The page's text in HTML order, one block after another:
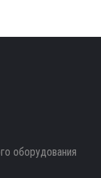
оборудования